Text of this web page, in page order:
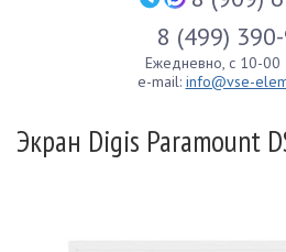
8 (499)
Ежедневно, с 10-
e-mail: info@vse-
Экран Digis Paramount